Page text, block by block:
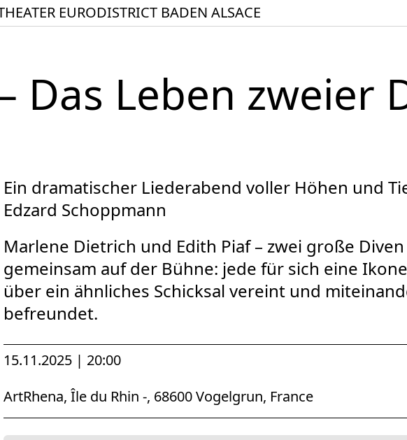
EURODISTRICT BADEN ALSACE
Startseite
ACTO – Städte und Gemeindebund-Theater
Aktuelles
Stücke
Ensemble
Theater BAden ALsace Spielstätte im
Services
Das Leben zweier
Ein dramatischer Liederabend voller Höhen und
Edzard Schoppmann
Marlene Dietrich und Edith Piaf – zwei große
gemeinsam auf der Bühne: jede für sich eine
über ein ähnliches Schicksal vereint und
befreundet.
15.11.2025 | 20:00
ArtRhena, Île du Rhin -, 68600 Vogelgrun, France